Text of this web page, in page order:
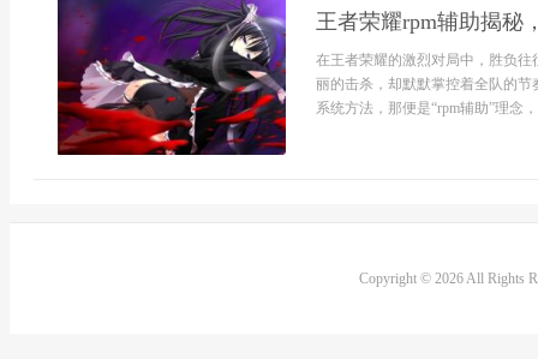
王者荣耀rpm辅助揭秘
在王者荣耀的激烈对局中，胜负
丽的击杀，却默默掌控着全队的
系统方法，那便是“rpm辅助”理念
Copyright © 2026 All Rights